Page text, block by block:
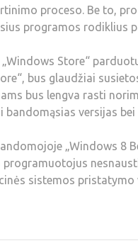
proceso. Be to,
programos rodiklius
Store“
bus glaudžiai
bus lengva rasti
versijas
„Windows 8
sistemos pristatymo